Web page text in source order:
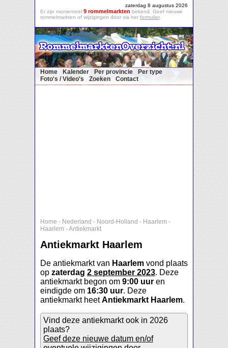
zaterdag 8 augustus 2026
Er zijn momenteel 9 rommelmarkten bekend. Geef nieuwe
rommelmarkten of wijzigingen door via het formulier.
Home Kalender Per provincie
Per type
Foto's / Video's
Zoeken Contact
Home - Nederland - Noord-Holland - Haarlem -
Haarlem -Antiekmarkt
Antiekmarkt Haarlem
De antiekmarkt van Haarlem vond plaats
op zaterdag 2 september 2023. Deze
antiekmarkt begon om 9:00 uur en
eindigde om 16:30 uur. Deze
antiekmarkt heetAntiekmarkt Haarlem.
Vind deze antiekmarkt ook in 2026
plaats?
Geef deze nieuwe datum en/of